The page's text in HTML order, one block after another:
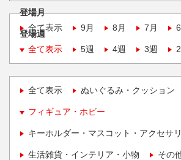
登場月
全て表示
9月 8月 7月
登場週
全て表示
5週 4週 3週
全て表示 ぬいぐるみ・クッション
フィギュア・ホビー
キーホルダー・マスコット・アクセサ
生活雑貨・インテリア・小物 その